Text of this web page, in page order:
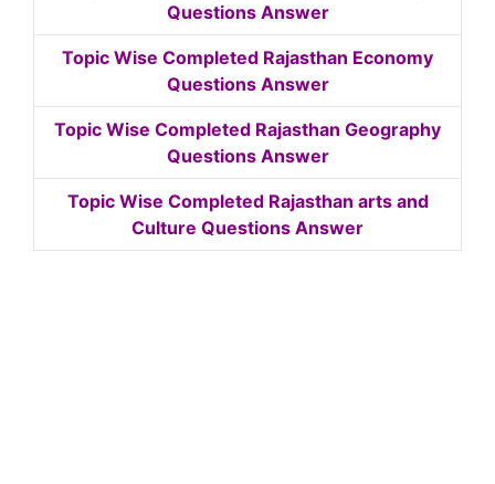
Questions Answer
Topic Wise Completed Rajasthan Economy
Questions Answer
Topic Wise Completed Rajasthan Geography
Questions Answer
Topic Wise Completed Rajasthan arts and
Culture Questions Answer